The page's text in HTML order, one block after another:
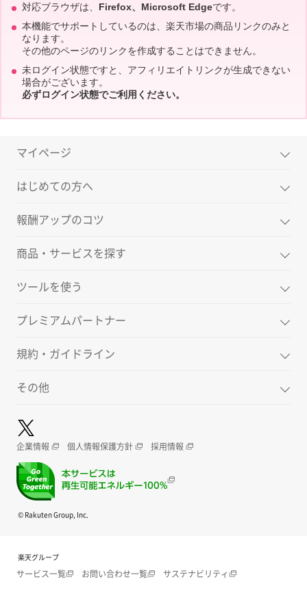
対応ブラウザは、 Firefox、Microsoft Edgeです。
本機能でサポートしているのは、楽天市場の商品リンクのみと
なります。
その他のページのリンクを作成することはできません。
未ログイン状態ですと、アフィリエイトリンクが生成できない
場合がございます。
必ずログイン状態でご利用ください。
マイページ
はじめての方へ
報酬アップのコツ
商品・サービスを探す
ツールを使う
プレミアムパートナー
規約・ガイドライン
その他
企業情報 個人情報保護方針 採用情報
© Rakuten Group, Inc.
楽天グループ
サービス一覧 お問い合わせ一覧 サステナビリティ